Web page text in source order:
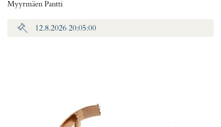
Myyrmäen Pantti
12.8.2026 20:05:00